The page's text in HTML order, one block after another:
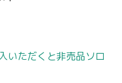
いただくと非売品ソロ